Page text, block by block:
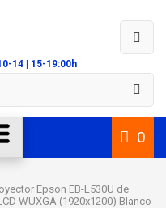
14 | 15-19:00h
0
Epson EB-L530U de
WUXGA (1920x1200) Blanco